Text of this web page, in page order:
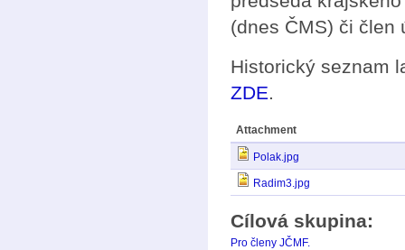
(dnes ČMS) či člen
Historický seznam
ZDE.
Attachment
Polak.jpg
Radim3.jpg
Cílová skupina:
Pro členy JČMF.